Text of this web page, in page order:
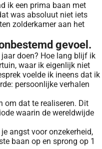
ik een prima baan met
was absoluut niet iets
zolderkamer aan het
gevoel.
doen? Hoe lang blijf ik
waar ik eigenlijk niet
voelde ik ineens dat ik
persoonlijke verhalen
om dat te realiseren. Dit
waarin de wereldwijde
angst voor onzekerheid,
baan op en sprong op 1